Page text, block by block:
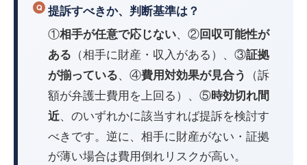
提訴すべきか、判断基準は？
①相手が任意で応じない、②回収可能性が
ある （相手に財産・収入がある）、③証拠
が揃っている、④費用対効果が見合う （訴
額が弁護士費用を上回る）、⑤時効切れ間
近、のいずれかに該当すれば提訴を検討す
べきです。逆に、相手に財産がない・証拠
が薄い場合は費用倒れリスクが高い。